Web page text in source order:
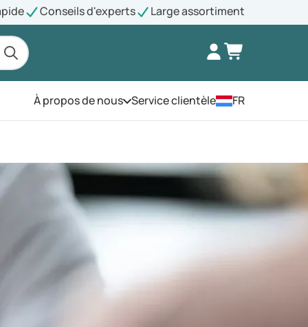
Conseils d'experts Large assortiment
À propos de nousOuvrez le menu
Service clientèle FR